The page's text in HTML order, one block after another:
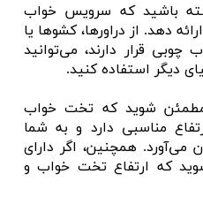
باشید که سرویس خواب
دهد. از دراورها، کشوها یا
قرار دارند، می‌توانید
دیگر استفاده کنید.
شوید که تخت خواب
مناسبی دارد و به شما
می‌آورد. همچنین، اگر دارای
که ارتفاع تخت خواب و